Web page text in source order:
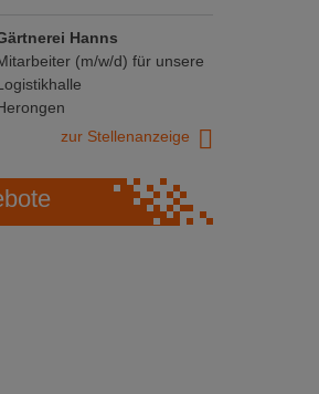
Hanns
(m/w/d) für unsere
zur Stellenanzeige